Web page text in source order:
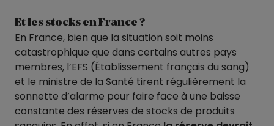
Et les stocks en France ?
En France, bien que la situation soit moins
catastrophique que dans certains autres pays
membres, l’EFS (Établissement français du sang)
et le ministre de la Santé tirent régulièrement la
sonnette d’alarme pour faire face à une baisse
constante des réserves de stocks de produits